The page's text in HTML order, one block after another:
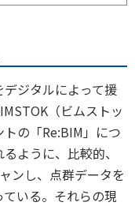
ジタルによって援
（ビムストッ
の「Re:BIM」につ
ように、比較的、
ンし、点群データを
いる。それらの現